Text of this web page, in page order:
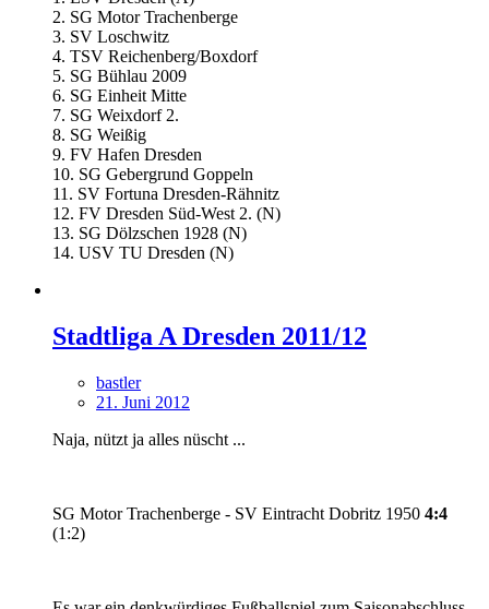
2. SG Motor Trachenberge
3. SV Loschwitz
4. TSV Reichenberg/Boxdorf
5. SG Bühlau 2009
6. SG Einheit Mitte
7. SG Weixdorf 2.
8. SG Weißig
9. FV Hafen Dresden
10. SG Gebergrund Goppeln
11. SV Fortuna Dresden-Rähnitz
12. FV Dresden Süd-West 2. (N)
13. SG Dölzschen 1928 (N)
14. USV TU Dresden (N)
Stadtliga A Dresden 2011/12
bastler
21. Juni 2012
Naja, nützt ja alles nüscht ...
SG Motor Trachenberge - SV Eintracht Dobritz 1950 4:4
(1:2)